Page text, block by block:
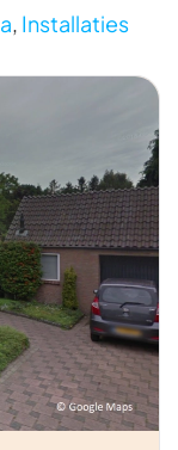
, Installaties